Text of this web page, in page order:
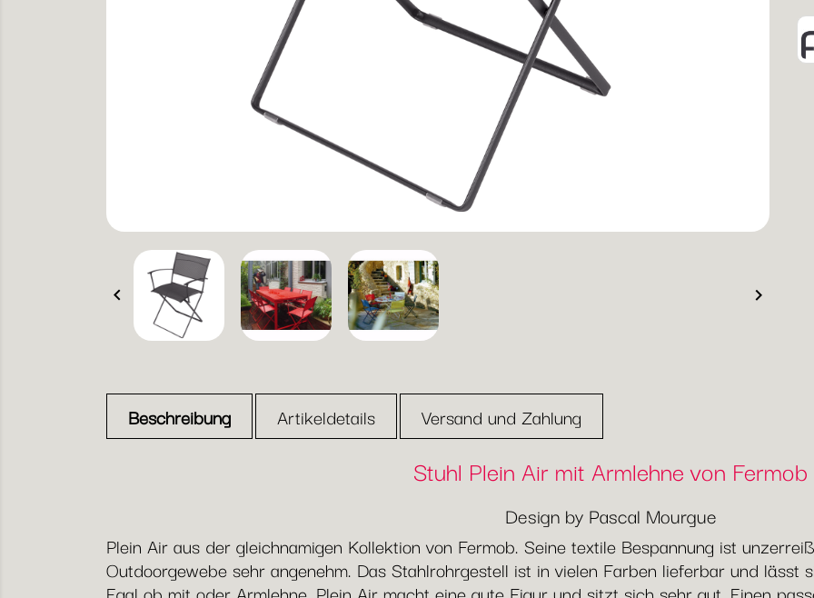
 
Beschreibung Artikeldetails Versand und Zahlung
Stuhl Plein Air mit Armlehne von Fermob
Design by Pascal Mourgue
Plein Air aus der gleichnamigen Kollektion von Fermob. Seine textile Bespannung ist
Outdoorgewebe sehr angenehm. Das Stahlrohrgestell ist in vielen Farben lieferbar und lässt